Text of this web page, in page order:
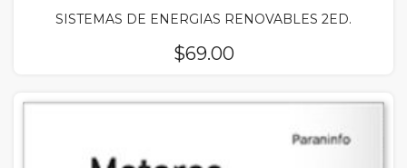
SISTEMAS DE ENERGIAS RENOVABLES 2ED.
$69.00